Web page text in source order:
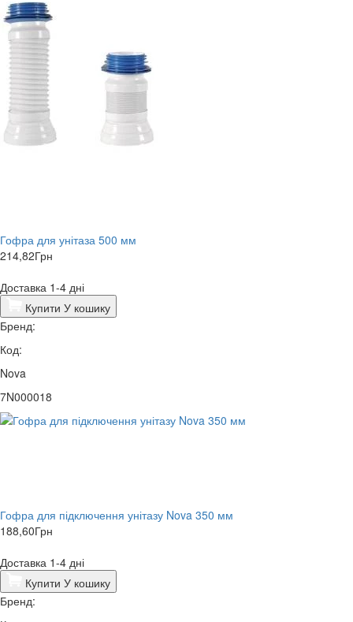
Гофра для унітаза 500 мм
214,82Грн
Доставка 1-4 дні
Купити У кошику
Бренд:
Код:
Nova
7N000018
Гофра для підключення унітазу Nova 350 мм
188,60Грн
Доставка 1-4 дні
Купити У кошику
Бренд: